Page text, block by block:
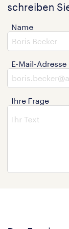
schreiben
Name
E-Mail-Adresse
Ihre Frage